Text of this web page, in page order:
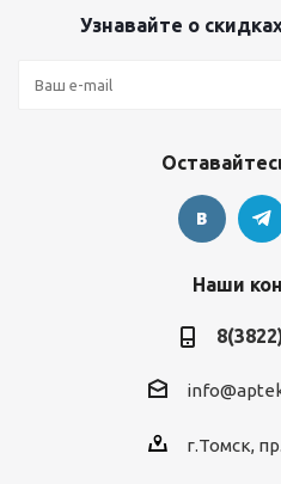
Узнавайте о
Наши
г.Томск,